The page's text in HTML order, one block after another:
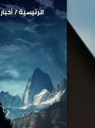
الرئيسية/أخبار